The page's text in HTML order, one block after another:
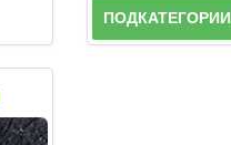
ПОДКАТЕГОРИИ